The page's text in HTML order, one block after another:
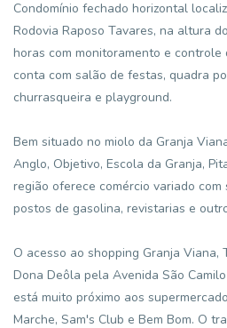
Condomínio fechado horizontal
Rodovia Raposo Tavares, na altura
horas com monitoramento e
conta com salão de festas, quadra
churrasqueira e playground.
Bem situado no miolo da Granja
Anglo, Objetivo, Escola da Granja,
região oferece comércio variado com
postos de gasolina, revistarias e
O acesso ao shopping Granja Viana,
Dona Deôla pela Avenida São
está muito próximo aos
Marche, Sam's Club e Bem Bom. O